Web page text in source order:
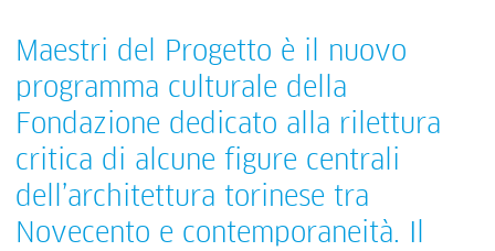
Maestri del Progetto è il nuovo
programma culturale della
Fondazione dedicato alla rilettura
critica di alcune figure centrali
dell’architettura torinese tra
Novecento e contemporaneità. Il